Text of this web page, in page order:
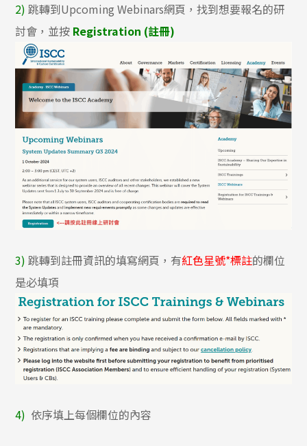
2) 跳轉到Upcoming Webinars網頁，找到想要報名的研
討會，並按 Registration (註冊)
3) 跳轉到註冊資訊的填寫網頁，有紅色星號*標註的欄位
是必填項
4) 依序填上每個欄位的內容